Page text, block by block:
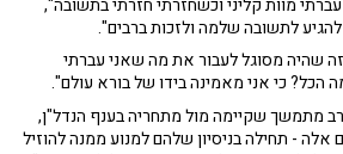
מוות קליני וכשחזרתי חזרתי בתשובה",
לתשובה שלמה ולזכות ברבים".
שהיה מסוגל לעבור את מה שאני עברתי
הכל? כי אני מאמינה בידו של בורא עולם".
מתמשך שקיימה מול מתחריה בענף הנדל"ן,
אלה - תחילה בניסיון שלהם למנוע ממנה להוזיל